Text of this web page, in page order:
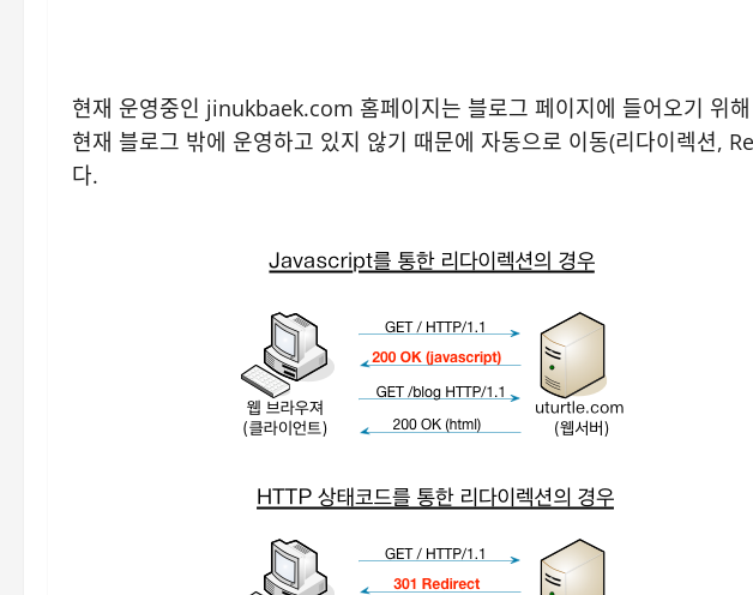
현재 운영중인 jinukbaek.com 홈페이지는 블로그 페이지에 들어오기
현재 블로그 밖에 운영하고 있지 않기 때문에 자동으로 이동(리다이렉션,
다.